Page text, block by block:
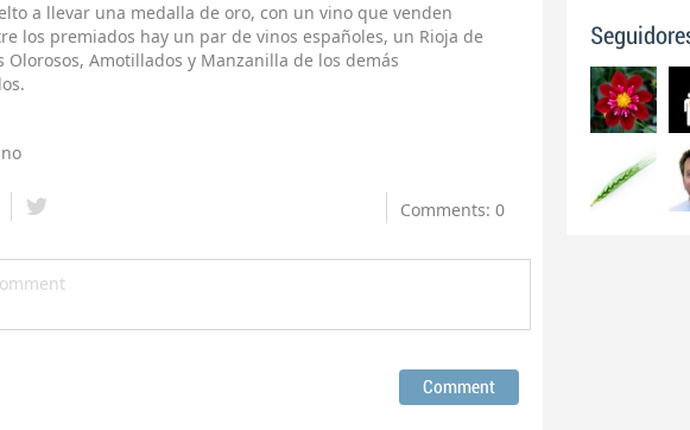
a llevar una medalla de oro, con un vino que venden
los premiados hay un par de vinos españoles, un Rioja de
Olorosos, Amotillados y Manzanilla de los demás
Comments: 0